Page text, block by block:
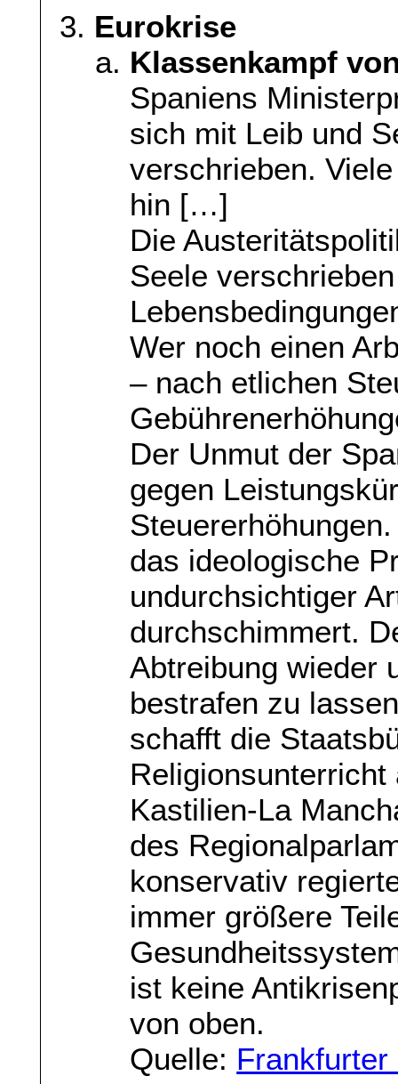
Eurokrise
Klassenkampf
Spaniens
sich mit Leib und
verschrieben.
hin […]
Die
Seele
Wer noch einen
– nach etlichen
Der Unmut der
gegen
das ideologische
undurchsichtiger
durchschimmert.
Abtreibung wieder
bestrafen zu
schafft die
Kastilien-La
des
konservativ
immer größere
ist keine
von oben.
Quelle: